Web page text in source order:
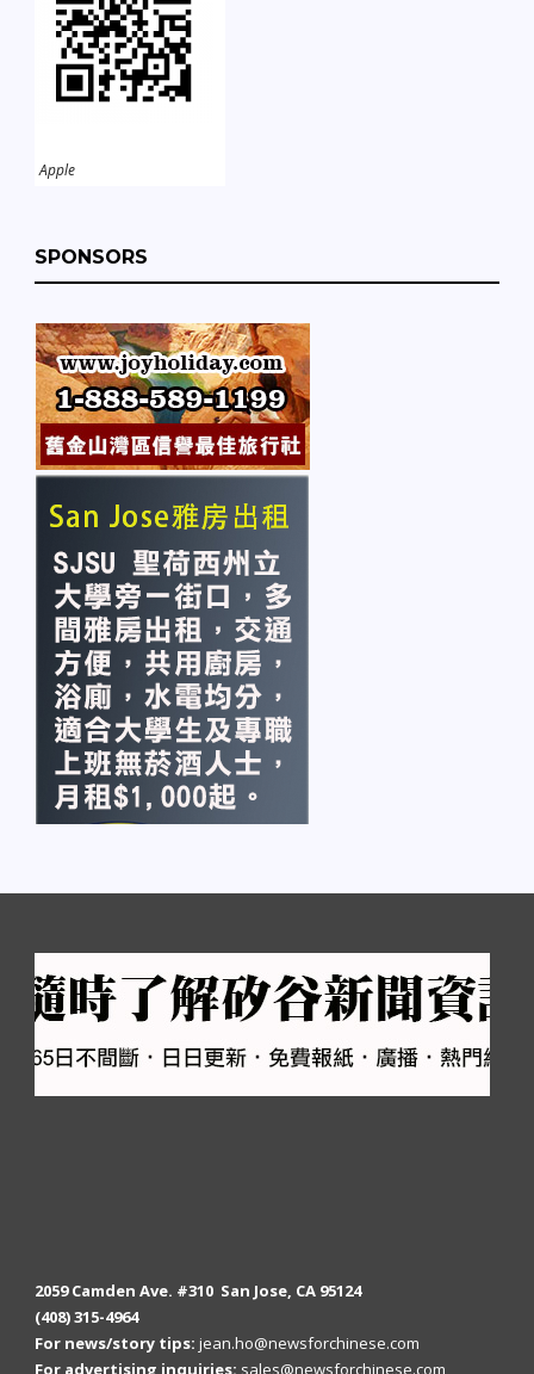
Apple
SPONSORS
2059 Camden Ave. #310 San Jose, CA 95124
(408) 315-4964
For news/story tips: jean.ho@newsforchinese.com
For advertising inquiries: sales@newsforchinese.com